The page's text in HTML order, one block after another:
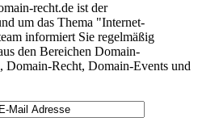
recht.de ist der
um das Thema "Internet-
informiert Sie regelmäßig
den Bereichen Domain-
Domain-Recht, Domain-Events und